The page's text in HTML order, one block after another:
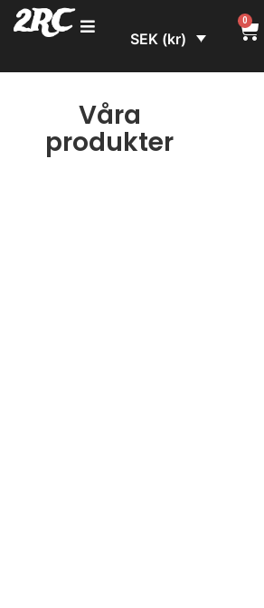
2RC SEK (kr)
0
Våra
produkter